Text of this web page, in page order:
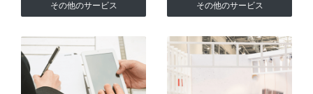
その他のサービス その他のサービス